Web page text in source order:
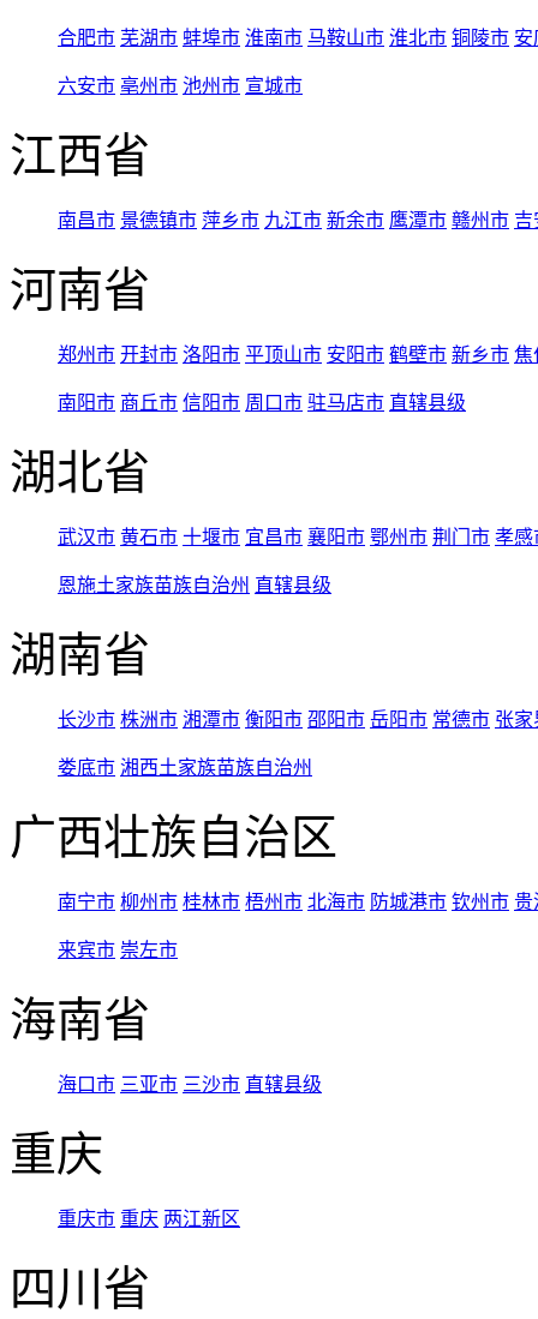
合肥市 芜湖市 蚌埠市 淮南市 马鞍山市 淮北市 铜陵市 安
六安市 亳州市 池州市 宣城市
江西省
南昌市 景德镇市 萍乡市 九江市 新余市 鹰潭市 赣州市 吉
河南省
郑州市 开封市 洛阳市 平顶山市 安阳市 鹤壁市 新乡市 焦
南阳市 商丘市 信阳市 周口市 驻马店市 直辖县级
湖北省
武汉市 黄石市 十堰市 宜昌市 襄阳市 鄂州市 荆门市 孝感
恩施土家族苗族自治州 直辖县级
湖南省
长沙市 株洲市 湘潭市 衡阳市 邵阳市 岳阳市 常德市 张家
娄底市 湘西土家族苗族自治州
广西壮族自治区
南宁市 柳州市 桂林市 梧州市 北海市 防城港市 钦州市 贵
来宾市 崇左市
海南省
海口市 三亚市 三沙市 直辖县级
重庆
重庆市 重庆 两江新区
四川省